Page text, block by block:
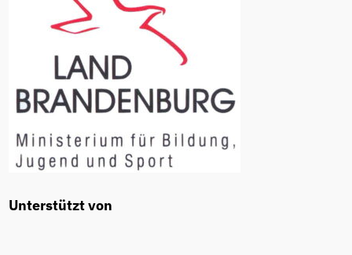
Unterstützt von